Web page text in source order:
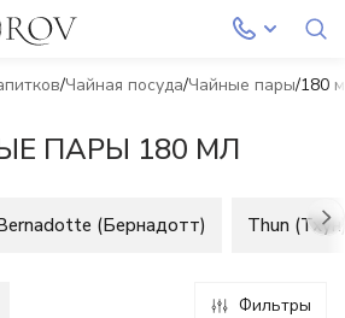
Чайная посуда Чайные пары 180
ПАРЫ 180 МЛ
(Бернадотт) Thun
Фильтры